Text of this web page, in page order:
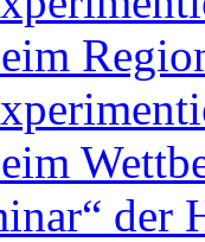
der